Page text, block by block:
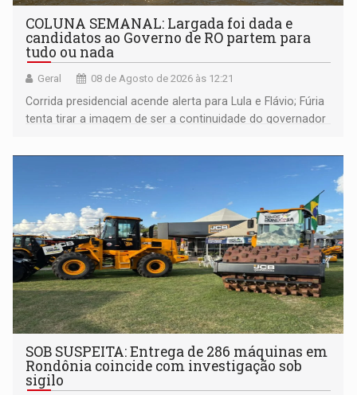
COLUNA SEMANAL: Largada foi dada e
candidatos ao Governo de RO partem para
tudo ou nada
Geral 08 de Agosto de 2026 às 12:21
Corrida presidencial acende alerta para Lula e Flávio; Fúria
tenta tirar a imagem de ser a continuidade do governador
não ter entrado no modo eleição; ABAV faz evento em
SOB SUSPEITA: Entrega de 286 máquinas em
Rondônia coincide com investigação sob
sigilo